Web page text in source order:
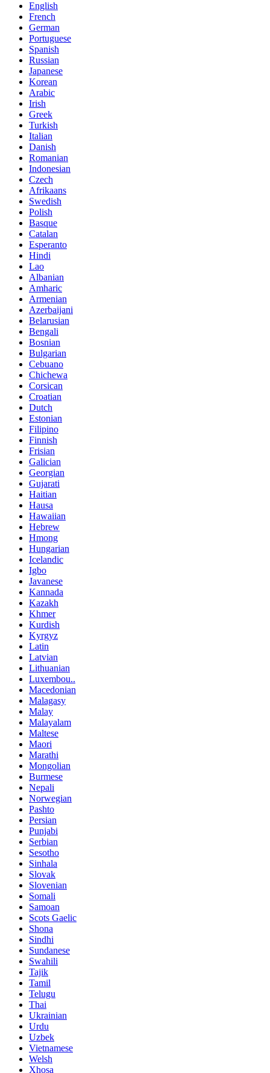
English
French
German
Portuguese
Spanish
Russian
Japanese
Korean
Arabic
Irish
Greek
Turkish
Italian
Danish
Romanian
Indonesian
Czech
Afrikaans
Swedish
Polish
Basque
Catalan
Esperanto
Hindi
Lao
Albanian
Amharic
Armenian
Azerbaijani
Belarusian
Bengali
Bosnian
Bulgarian
Cebuano
Chichewa
Corsican
Croatian
Dutch
Estonian
Filipino
Finnish
Frisian
Galician
Georgian
Gujarati
Haitian
Hausa
Hawaiian
Hebrew
Hmong
Hungarian
Icelandic
Igbo
Javanese
Kannada
Kazakh
Khmer
Kurdish
Kyrgyz
Latin
Latvian
Lithuanian
Luxembou..
Macedonian
Malagasy
Malay
Malayalam
Maltese
Maori
Marathi
Mongolian
Burmese
Nepali
Norwegian
Pashto
Persian
Punjabi
Serbian
Sesotho
Sinhala
Slovak
Slovenian
Somali
Samoan
Scots Gaelic
Shona
Sindhi
Sundanese
Swahili
Tajik
Tamil
Telugu
Thai
Ukrainian
Urdu
Uzbek
Vietnamese
Welsh
Xhosa